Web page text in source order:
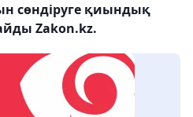
сөндіруге қиындық
Zakon.kz.